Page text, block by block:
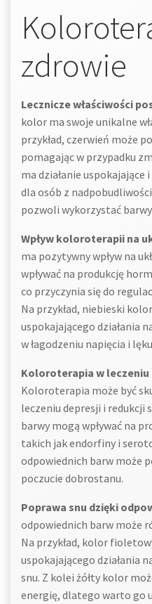
zdrowie
Lecznicze właściwości
kolor ma swoje unikalne
przykład, czerwień może
pomagając w przypadku
ma działanie
dla osób z
pozwoli wykorzystać
Wpływ koloroterapii na
ma pozytywny wpływ na
wpływać na produkcję
co przyczynia się do
Na przykład, niebieski
uspokajającego działania
w łagodzeniu napięcia i
Koloroterapia w leczeniu
Koloroterapia może być
leczeniu depresji i redukcji
barwy mogą wpływać na
takich jak endorfiny i
odpowiednich barw może
poczucie dobrostanu.
Poprawa snu dzięki
odpowiednich barw może
Na przykład, kolor
uspokajającego działania
snu. Z kolei żółty kolor
energię, dlatego warto go